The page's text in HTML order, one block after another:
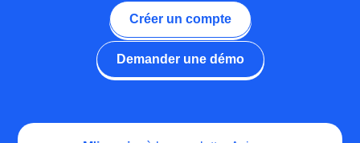
Créer un compte
Demander une démo